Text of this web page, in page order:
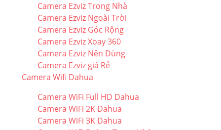
Camera Ezviz Trong Nhà
Camera Ezviz Ngoài Trời
Camera Ezviz Góc Rộng
Camera Ezviz Xoay 360
Camera Ezviz Nên Dùng
Camera Ezviz giá Rẻ
Camera Wifi Dahua
Camera WiFi Full HD Dahua
Camera WiFi 2K Dahua
Camera WiFi 3K Dahua